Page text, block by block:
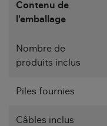
Contenu de
l'emballage
Nombre de
produits inclus
Piles fournies
Câbles inclus